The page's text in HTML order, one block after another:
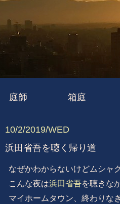
庭師 箱庭
10/2/2019/WED
浜田省吾を聴く帰り道
なぜかわからないけどムシャ
こんな夜は浜田省吾を聴きな
マイホームタウン、終わりな